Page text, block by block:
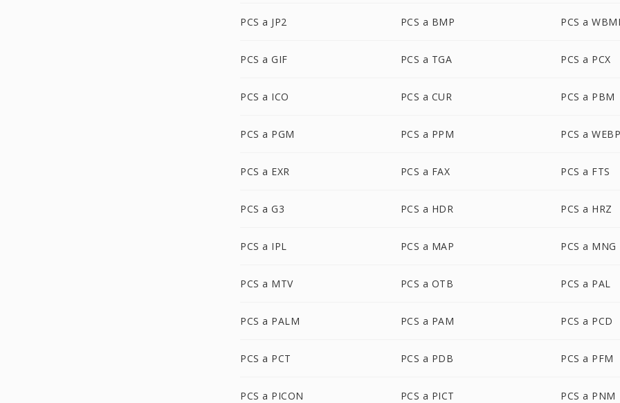
PCS a JP2 PCS a BMP PCS a
PCS a GIF PCS a TGA PCS a PCX
PCS a ICO PCS a CUR PCS a PBM
PCS a PGM PCS a PPM PCS a
PCS a EXR PCS a FAX PCS a FTS
PCS a G3 PCS a HDR PCS a HRZ
PCS a IPL PCS a MAP PCS a MNG
PCS a MTV PCS a OTB PCS a PAL
PCS a PALM PCS a PAM PCS a PCD
PCS a PCT PCS a PDB PCS a PFM
PCS a PICON PCS a PICT PCS a PNM